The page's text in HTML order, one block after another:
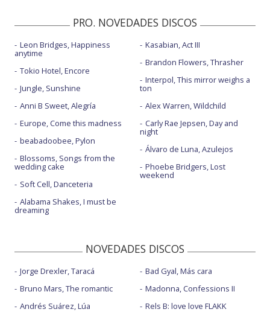
PRO. NOVEDADES DISCOS
Leon Bridges, Happiness
anytime
Tokio Hotel, Encore
Jungle, Sunshine
Anni B Sweet, Alegría
Europe, Come this madness
beabadoobee, Pylon
Blossoms, Songs from the
wedding cake
Soft Cell, Danceteria
Alabama Shakes, I must be
dreaming
Kasabian, Act III
Brandon Flowers, Thrasher
Interpol, This mirror weighs a
ton
Alex Warren, Wildchild
Carly Rae Jepsen, Day and
night
Álvaro de Luna, Azulejos
Phoebe Bridgers, Lost
weekend
NOVEDADES DISCOS
Jorge Drexler, Taracá
Bruno Mars, The romantic
Andrés Suárez, Lúa
Bad Gyal, Más cara
Madonna, Confessions II
Rels B: love love FLAKK